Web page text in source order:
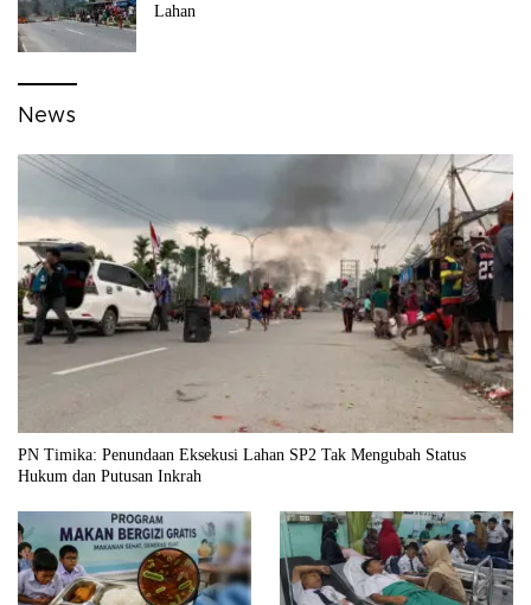
Lahan
News
PN Timika: Penundaan Eksekusi Lahan SP2 Tak Mengubah Status
Hukum dan Putusan Inkrah